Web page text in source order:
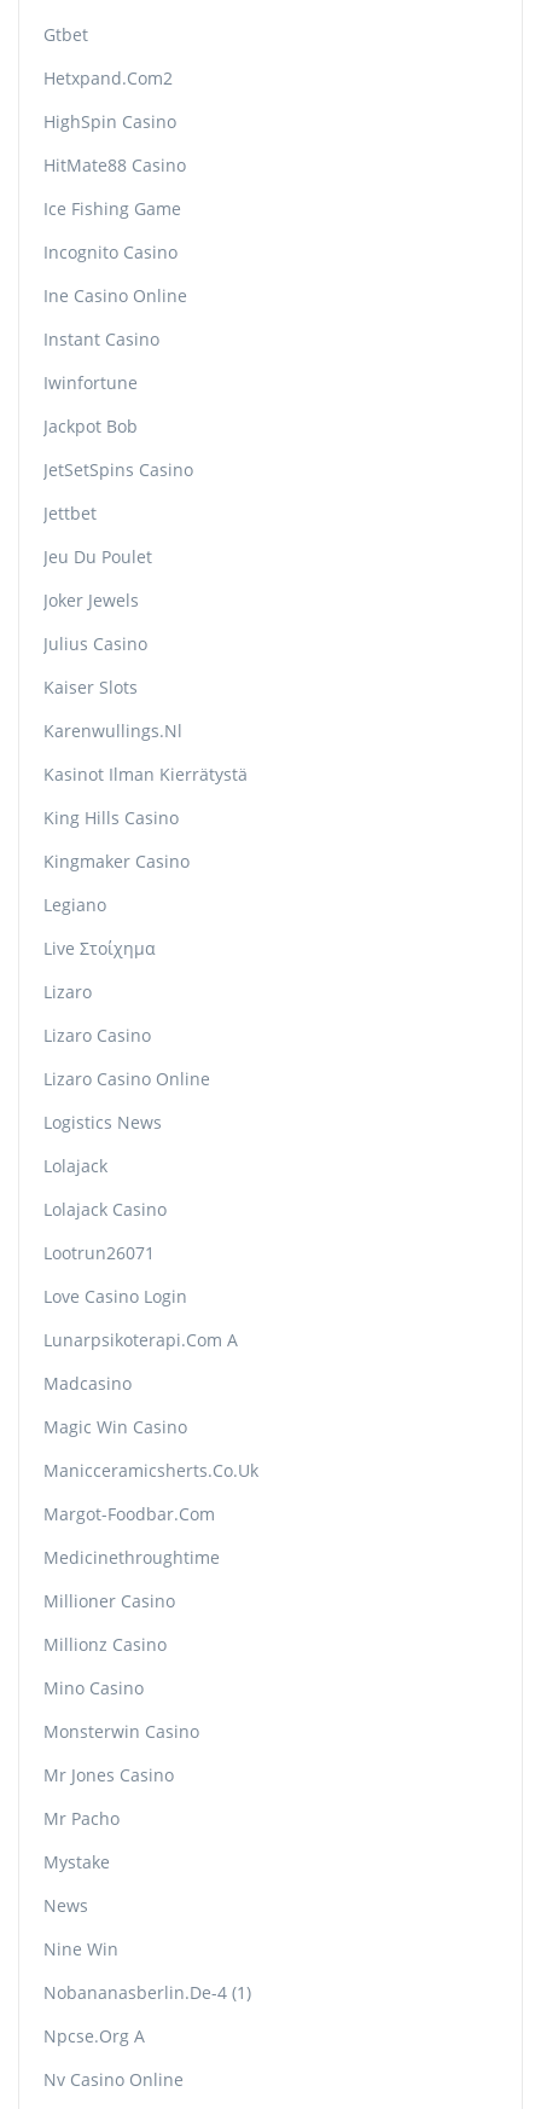
Gtbet
Hetxpand.com2
HighSpin Casino
HitMate88 Casino
Ice Fishing Game
Incognito Casino
Ine Casino Online
Instant Casino
Iwinfortune
Jackpot Bob
JetSetSpins Casino
Jettbet
Jeu Du Poulet
Joker Jewels
Julius Casino
Kaiser Slots
Karenwullings.nl
Kasinot Ilman Kierrätystä
King Hills Casino
Kingmaker Casino
Legiano
Live Στοίχημα
Lizaro
Lizaro Casino
Lizaro Casino Online
Logistics News
Lolajack
Lolajack Casino
Lootrun26071
Love Casino Login
Lunarpsikoterapi.com A
Madcasino
Magic Win Casino
Manicceramicsherts.co.uk
Margot-Foodbar.com
Medicinethroughtime
Millioner Casino
Millionz Casino
Mino Casino
Monsterwin Casino
Mr Jones Casino
Mr Pacho
Mystake
News
Nine Win
Nobananasberlin.de-4 (1)
Npcse.org A
Nv Casino Online